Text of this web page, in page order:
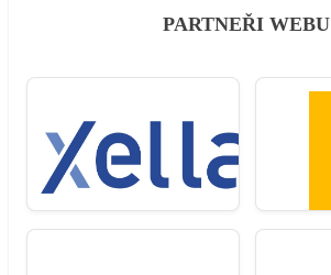
PARTNEŘI WEBU